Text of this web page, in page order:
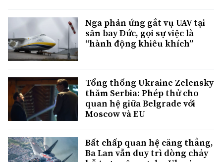
Nga phản ứng gắt vụ UAV tại
sân bay Đức, gọi sự việc là
“hành động khiêu khích”
Tổng thống Ukraine Zelensky
thăm Serbia: Phép thử cho
quan hệ giữa Belgrade với
Moscow và EU
Bất chấp quan hệ căng thẳng,
Ba Lan vẫn duy trì dòng chảy